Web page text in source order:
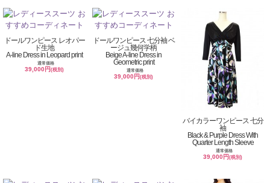
ドールワンピース レオパー
ド生地
A-line Dress in Leopard print
通常価格
39,000円(税別)
ドールワンピース 七分袖 ベ
ージュ幾何学柄
Beige A-line Dress in
Geometric print
通常価格
39,000円(税別)
バイカラーワンピース 七分
袖
Black & Purple Dress With
Quarter Length Sleeve
通常価格
39,000円(税別)